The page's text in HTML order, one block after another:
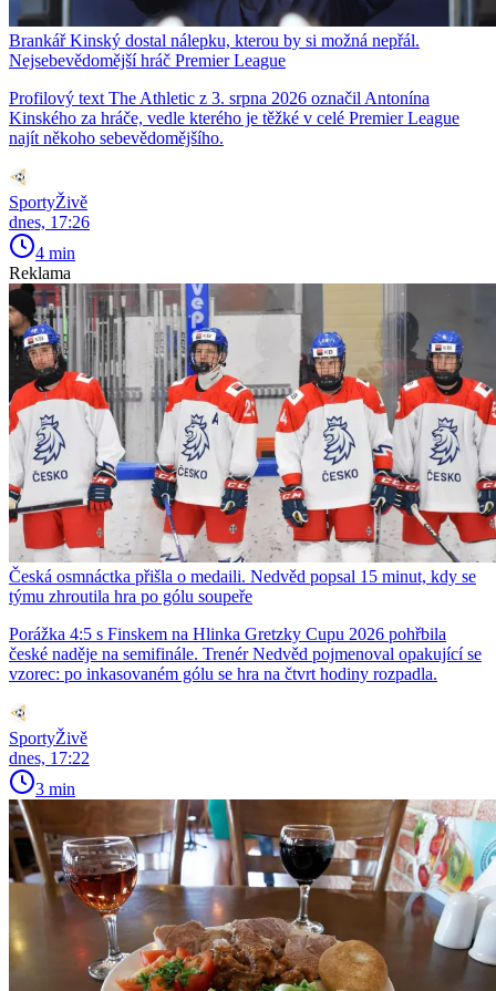
Brankář Kinský dostal nálepku, kterou by si možná nepřál.
Nejsebevědomější hráč Premier League
Profilový text The Athletic z 3. srpna 2026 označil Antonína
Kinského za hráče, vedle kterého je těžké v celé Premier League
najít někoho sebevědomějšího.
SportyŽivě
dnes, 17:26
4 min
Reklama
Česká osmnáctka přišla o medaili. Nedvěd popsal 15 minut, kdy se
týmu zhroutila hra po gólu soupeře
Porážka 4:5 s Finskem na Hlinka Gretzky Cupu 2026 pohřbila
české naděje na semifinále. Trenér Nedvěd pojmenoval opakující se
vzorec: po inkasovaném gólu se hra na čtvrt hodiny rozpadla.
SportyŽivě
dnes, 17:22
3 min